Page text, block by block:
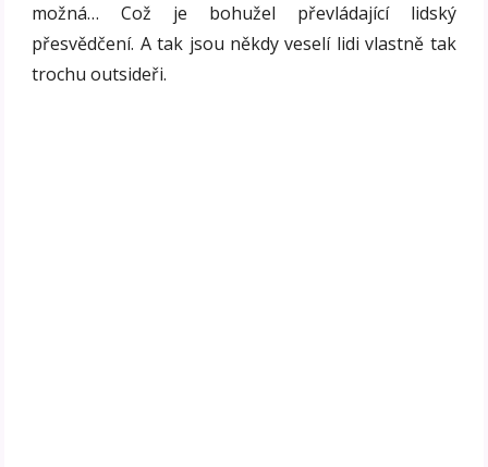
možná… Což je bohužel převládající lidský
přesvědčení. A tak jsou někdy veselí lidi vlastně tak
trochu outsideři.